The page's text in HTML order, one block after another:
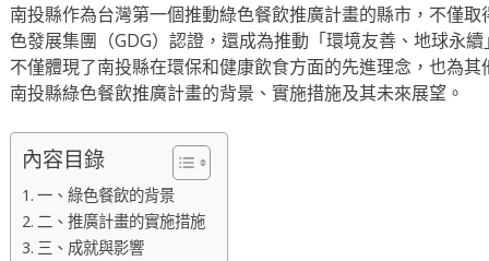
南投縣作為台灣第一個推動綠色餐飲推廣計畫的縣市，不僅
色發展集團（GDG）認證，還成為推動「環境友善、地球永
不僅體現了南投縣在環保和健康飲食方面的先進理念，也為
南投縣綠色餐飲推廣計畫的背景、實施措施及其未來展望。
內容目錄
一、綠色餐飲的背景
二、推廣計畫的實施措施
三、成就與影響